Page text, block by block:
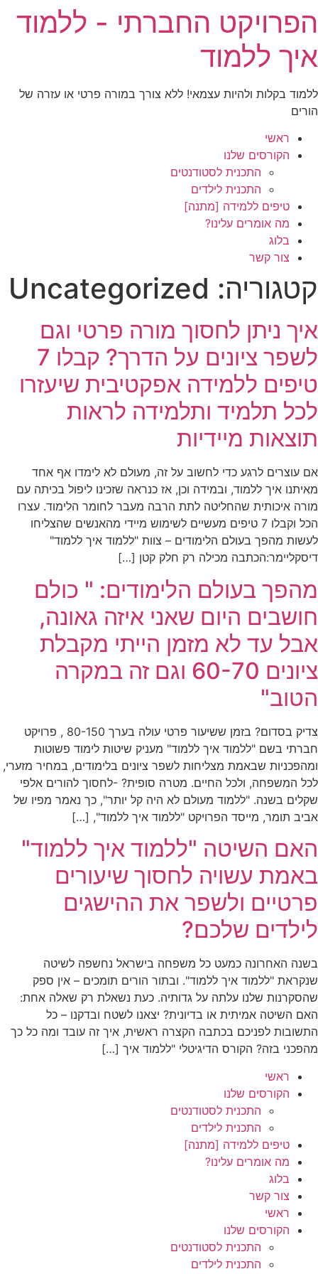
דלג
לתוכן
הפרויקט החברתי - ללמוד
איך ללמוד
ללמוד בקלות ולהיות עצמאי! ללא צורך במורה פרטי או עזרה של
הורים
ראשי
הקורסים שלנו
התכנית לסטודנטים
התכנית לילדים
טיפים ללמידה [מתנה]
מה אומרים עלינו?
בלוג
צור קשר
קטגוריה: Uncategorized
איך ניתן לחסוך מורה פרטי וגם
לשפר ציונים על הדרך? קבלו 7
טיפים ללמידה אפקטיבית שיעזרו
לכל תלמיד ותלמידה לראות
תוצאות מיידיות
אם עוצרים לרגע כדי לחשוב על זה, מעולם לא לימדו אף אחד
מאיתנו איך ללמוד, ובמידה וכן, אז כנראה שזכינו ליפול בכיתה עם
מורה איכותית שהחליטה לתת הרבה מעבר לחומר הלימוד. עצרו
הכל וקבלו 7 טיפים מעשיים לשימוש מיידי מהאנשים שהצליחו
לעשות מהפך בעולם הלימודים – צוות "ללמוד איך ללמוד"
דיסקליימר:הכתבה מכילה רק חלק קטן […]
מהפך בעולם הלימודים: " כולם
חושבים היום שאני איזה גאונה,
אבל עד לא מזמן הייתי מקבלת
ציונים 60-70 וגם זה במקרה
הטוב"
צדיק בסדום? בזמן ששיעור פרטי עולה בערך 80-150 , פרויקט
חברתי בשם "ללמוד איך ללמוד" מעניק שיטות לימוד פשוטות
ומהפכניות שבאמת מצליחות לשפר ציונים בלימודים, במחיר מזערי,
לכל המשפחה, ולכל החיים. מטרה סופית? -לחסוך להורים אלפי
שקלים בשנה. "ללמוד מעולם לא היה קל יותר", כך נאמר מפיו של
אביב תומר, מייסד הפרויקט "ללמוד איך ללמוד", […]
האם השיטה "ללמוד איך ללמוד"
באמת עשויה לחסוך שיעורים
פרטיים ולשפר את ההישגים
לילדים שלכם?
בשנה האחרונה כמעט כל משפחה בישראל נחשפה לשיטה
שנקראת "ללמוד איך ללמוד". ובתור הורים תומכים – אין ספק
שהסקרנות שלנו עלתה על גדותיה. כעת נשאלת רק שאלה אחת:
האם השיטה אמיתית או בדיונית? יצאנו לשטח ובדקנו – כל
התשובות לפניכם בכתבה הקצרה ראשית, איך זה עובד ומה כל כך
מהפכני בזה? הקורס הדיגיטלי "ללמוד איך […]
ראשי
הקורסים שלנו
התכנית לסטודנטים
התכנית לילדים
טיפים ללמידה [מתנה]
מה אומרים עלינו?
בלוג
צור קשר
ראשי
הקורסים שלנו
התכנית לסטודנטים
התכנית לילדים